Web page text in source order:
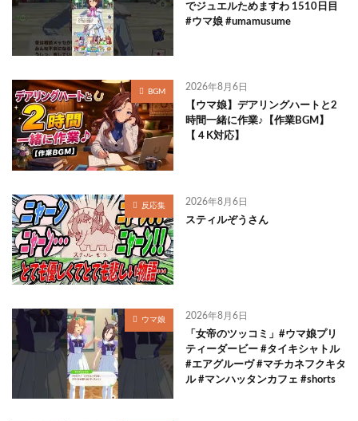
でジュエルためますわ 1510日目
#ウマ娘 #umamusume
BGM 2026年8月6日
【ウマ娘】デアリングハートと2
時間一緒に作業♪【作業BGM】
【４K対応】
反応集 2026年8月6日
スティルぞうさん
ウマ娘 2026年8月6日
「女帝のツッコミ」#ウマ娘プリ
ティーダービー #タイキシャトル
#エアグルーヴ #マチカネフクキタ
ル #マンハッタンカフェ #shorts